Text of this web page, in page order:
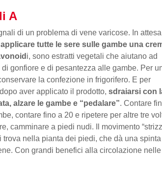
A
di un problema di vene varicose. In
applicare tutte le sere sulle gambe una
i, sono estratti vegetali che aiutano ad
gonfiore e di pesantezza alle gambe. Per
la confezione in frigorifero. E per
aver applicato il prodotto, sdraiarsi con
alzare le gambe e “pedalare”. Contare
contare fino a 20 e ripetere per altre tre
camminare a piedi nudi. Il movimento
nella pianta dei piedi, che dà una
Con grandi benefici alla circolazione nelle